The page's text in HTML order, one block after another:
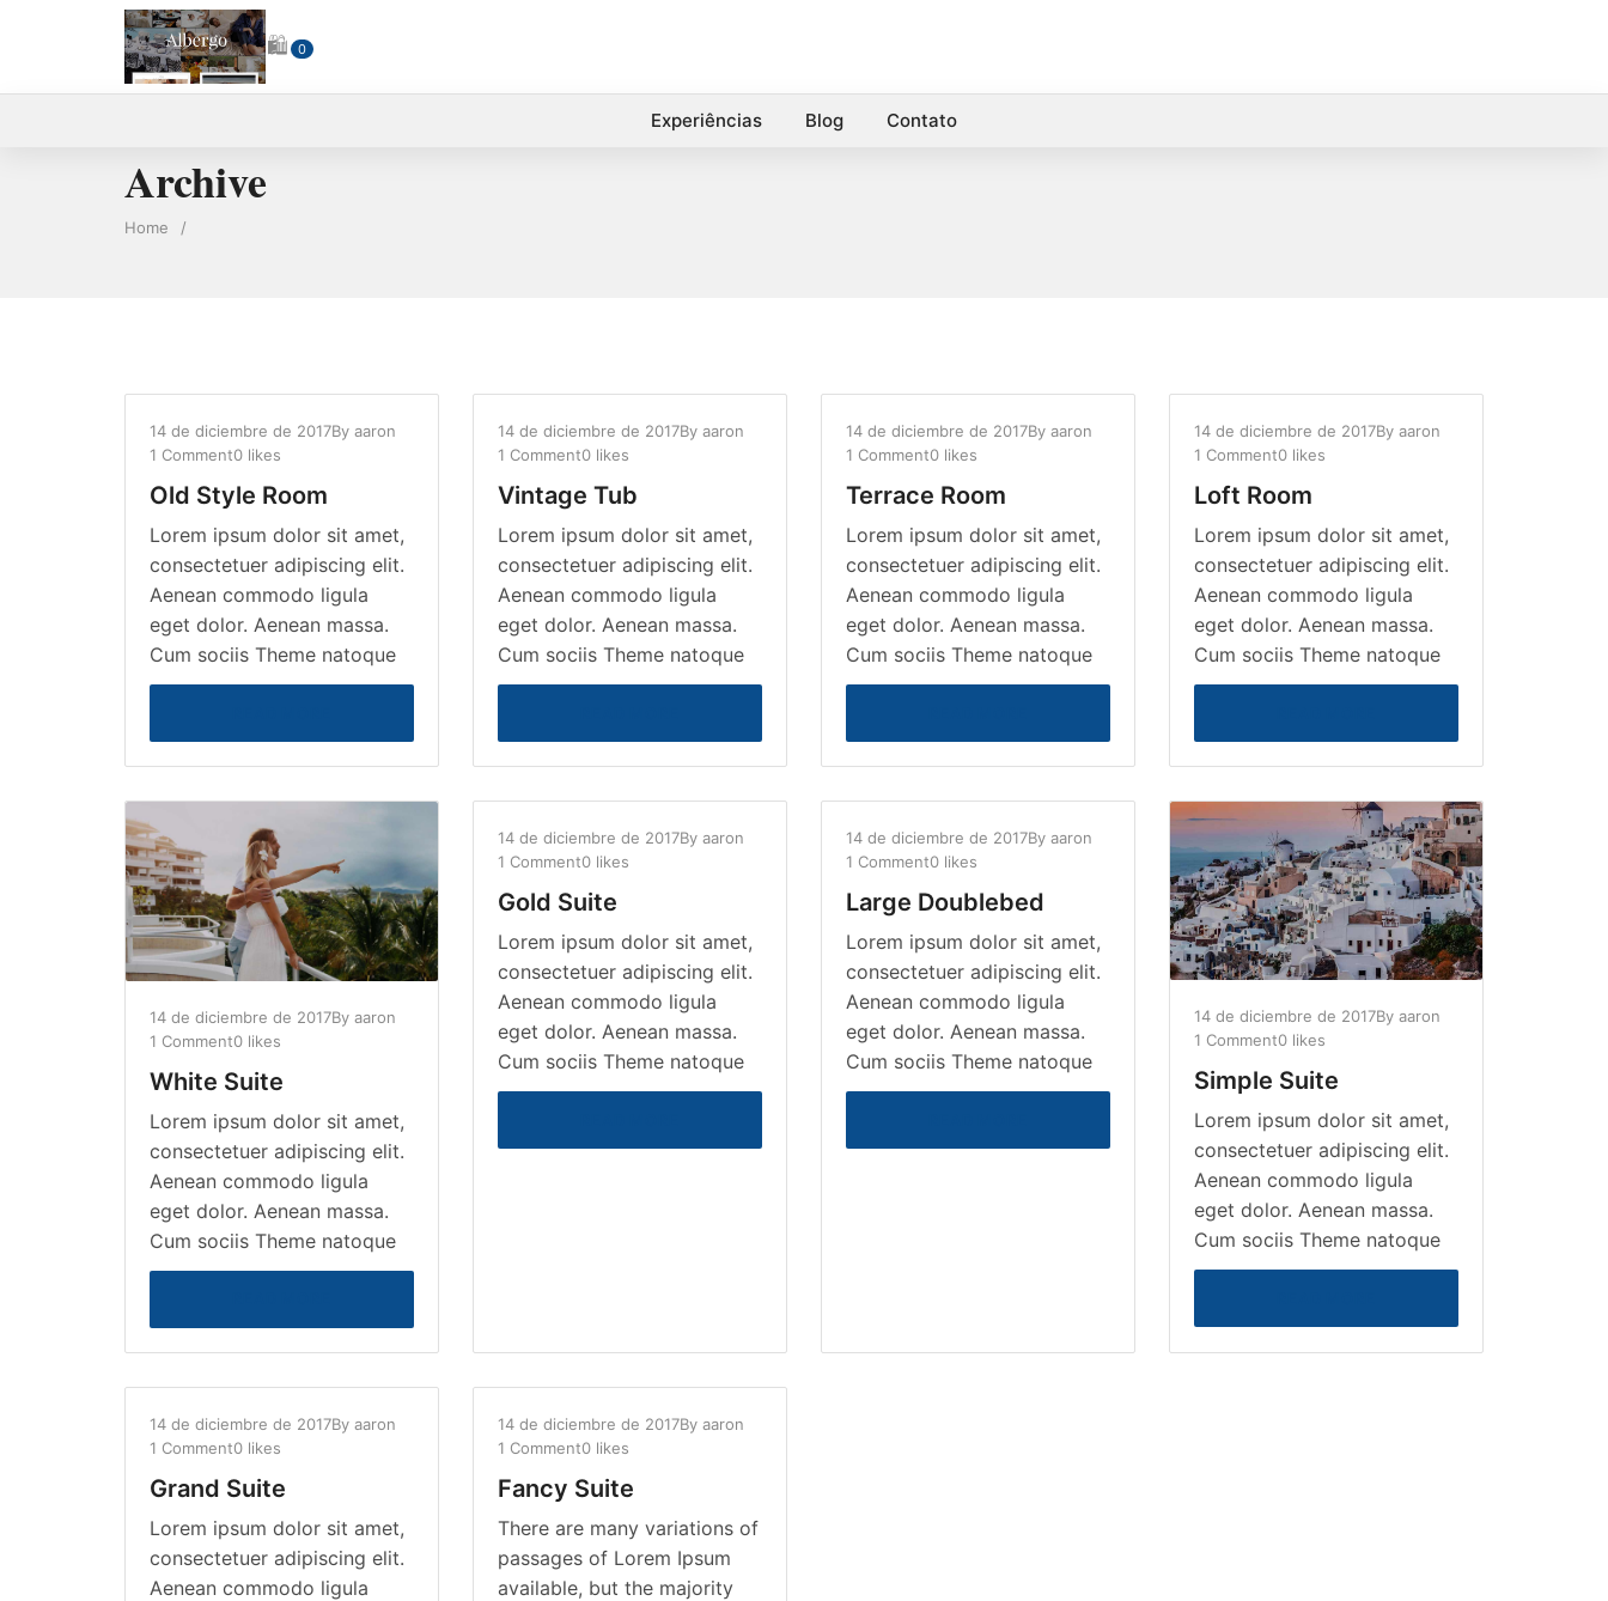
Experiências Blog Contato
🛍 0
Archive
Home /
14 de diciembre de 2017By aaron
1 Comment0 likes
Old Style Room
Lorem ipsum dolor sit amet,
consectetuer adipiscing elit.
Aenean commodo ligula
eget dolor. Aenean massa.
Cum sociis Theme natoque
14 de diciembre de 2017By aaron
1 Comment0 likes
Vintage Tub
Lorem ipsum dolor sit amet,
consectetuer adipiscing elit.
Aenean commodo ligula
eget dolor. Aenean massa.
Cum sociis Theme natoque
14 de diciembre de 2017By aaron
1 Comment0 likes
Terrace Room
Lorem ipsum dolor sit amet,
consectetuer adipiscing elit.
Aenean commodo ligula
eget dolor. Aenean massa.
Cum sociis Theme natoque
14 de diciembre de 2017By aaron
1 Comment0 likes
Loft Room
Lorem ipsum dolor sit amet,
consectetuer adipiscing elit.
Aenean commodo ligula
eget dolor. Aenean massa.
Cum sociis Theme natoque
14 de diciembre de 2017By aaron
1 Comment0 likes
White Suite
Lorem ipsum dolor sit amet,
consectetuer adipiscing elit.
Aenean commodo ligula
eget dolor. Aenean massa.
Cum sociis Theme natoque
14 de diciembre de 2017By aaron
1 Comment0 likes
Gold Suite
Lorem ipsum dolor sit amet,
consectetuer adipiscing elit.
Aenean commodo ligula
eget dolor. Aenean massa.
Cum sociis Theme natoque
14 de diciembre de 2017By aaron
1 Comment0 likes
Large Doublebed
Lorem ipsum dolor sit amet,
consectetuer adipiscing elit.
Aenean commodo ligula
eget dolor. Aenean massa.
Cum sociis Theme natoque
14 de diciembre de 2017By aaron
1 Comment0 likes
Simple Suite
Lorem ipsum dolor sit amet,
consectetuer adipiscing elit.
Aenean commodo ligula
eget dolor. Aenean massa.
Cum sociis Theme natoque
14 de diciembre de 2017By aaron
1 Comment0 likes
Grand Suite
Lorem ipsum dolor sit amet,
consectetuer adipiscing elit.
Aenean commodo ligula
14 de diciembre de 2017By aaron
1 Comment0 likes
Fancy Suite
There are many variations of
passages of Lorem Ipsum
available, but the majority